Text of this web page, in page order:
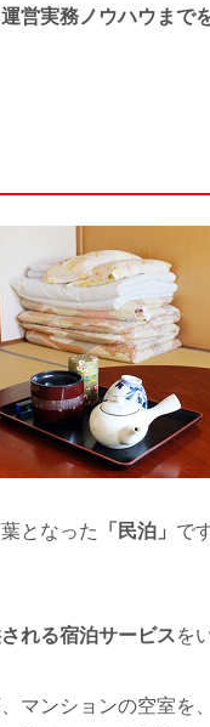
営実務ノウハウまで
となった 「民泊」 で
れる宿泊サービスを
マンションの空室を